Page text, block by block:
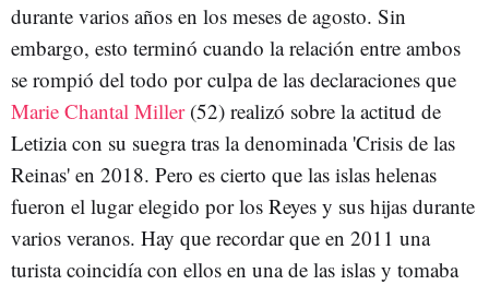
durante varios años en los meses de agosto. Sin
embargo, esto terminó cuando la relación entre ambos
se rompió del todo por culpa de las declaraciones que
Marie Chantal Miller(52) realizó sobre la actitud de
Letizia con su suegra tras la denominada 'Crisis de las
Reinas' en 2018. Pero es cierto que las islas helenas
fueron el lugar elegido por los Reyes y sus hijas durante
varios veranos. Hay que recordar que en 2011 una
turista coincidía con ellos en una de las islas y tomaba